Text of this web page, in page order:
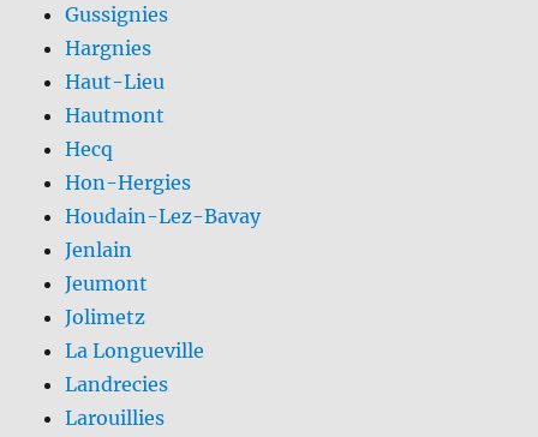
Gussignies
Hargnies
Haut-Lieu
Hautmont
Hecq
Hon-Hergies
Houdain-Lez-Bavay
Jenlain
Jeumont
Jolimetz
La Longueville
Landrecies
Larouillies